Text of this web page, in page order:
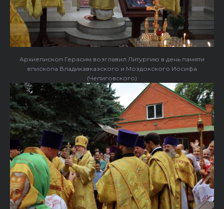
Архиепископ Герасим возглавил Литургию в день памяти
епископа Владикавказского и Моздокского Иосифа
(Чепиговского)